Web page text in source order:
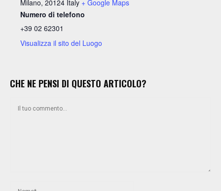
Milano, 20124 Italy + Google Maps
Numero di telefono
+39 02 62301
Visualizza il sito del Luogo
CHE NE PENSI DI QUESTO ARTICOLO?